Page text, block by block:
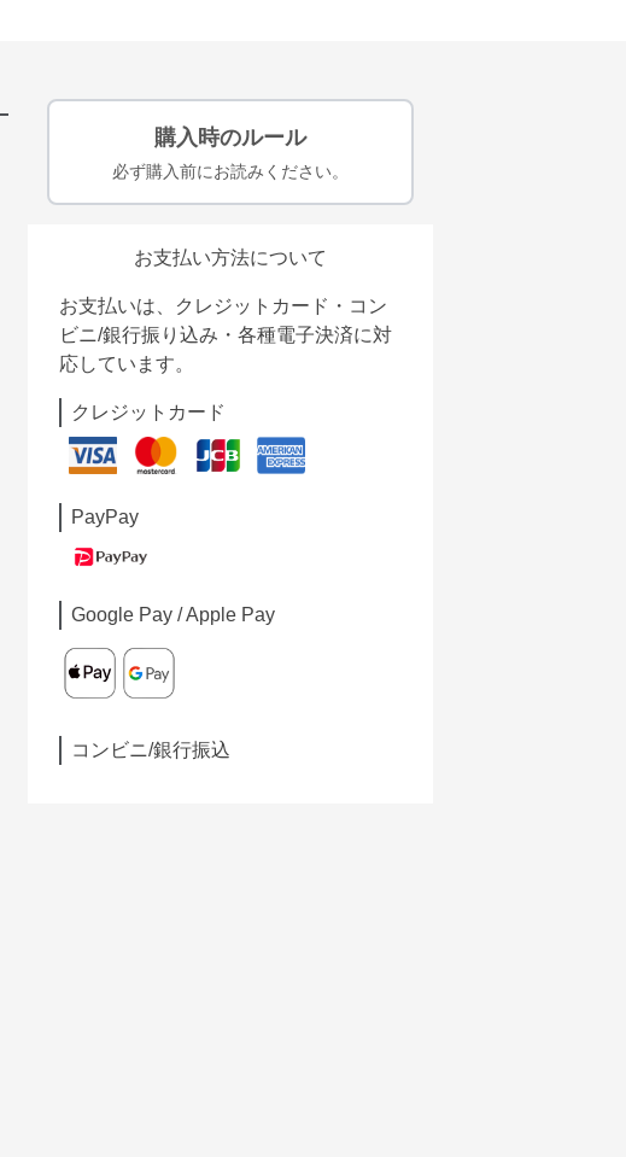
購入時のルール
必ず購入前にお読みください。
お支払い方法について
お支払いは、クレジットカード・コン
ビニ/銀行振り込み・各種電子決済に対
応しています。
クレジットカード
PayPay
Google Pay / Apple Pay
コンビニ/銀行振込